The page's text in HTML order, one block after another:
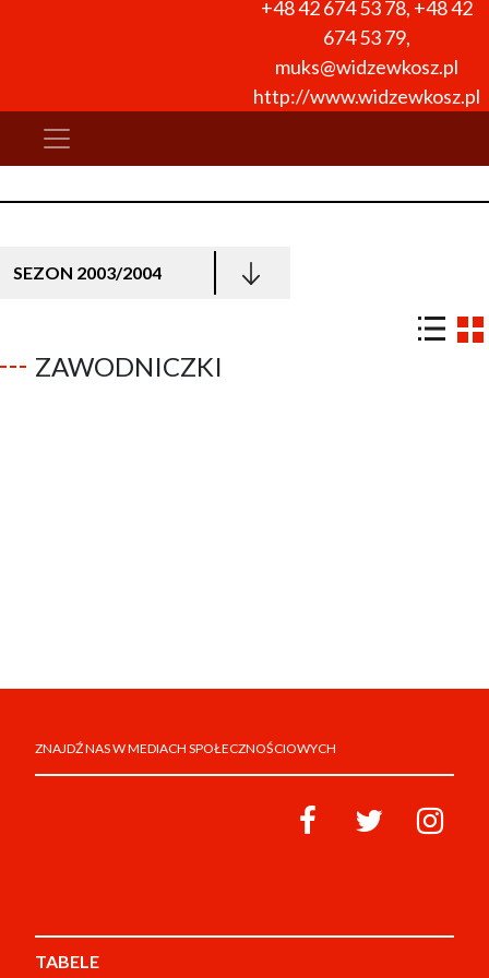
+48 42 674 53 78, +48 42
674 53 79,
muks@widzewkosz.pl
http://www.widzewkosz.pl
SEZON 2003/2004
ZAWODNICZKI
ZNAJDŹ NAS W MEDIACH SPOŁECZNOŚCIOWYCH
TABELE